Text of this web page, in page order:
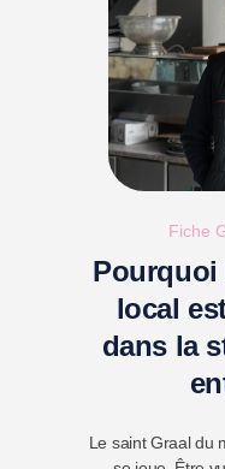
Fiche
Pourquoi
local
dans la
Le saint Graal du